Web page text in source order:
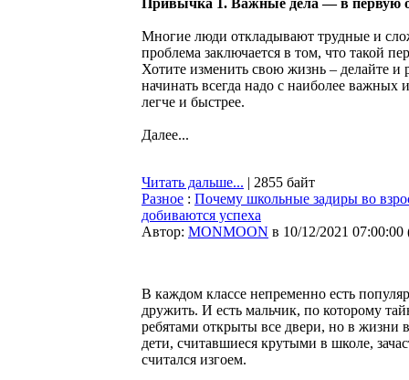
Привычка 1. Важные дела — в первую
Многие люди откладывают трудные и
проблема заключается в том, что такой
Хотите изменить свою жизнь – делайте
начинать всегда надо с наиболее важных
легче и быстрее.
Далее...
Читать дальше... | 2855 байт
Разное : Почему школьные задиры во
добиваются успеха
Автор: MONMOON в 10/12/2021 07:00:00
В каждом классе непременно есть
дружить. И есть мальчик, по которому
ребятами открыты все двери, но в жизни
дети, считавшиеся крутыми в школе,
считался изгоем.